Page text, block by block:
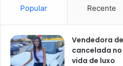
Popular Recente
Vendedora
cancelada
vida de luxo